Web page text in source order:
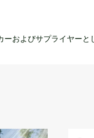
ーおよびサプライヤー